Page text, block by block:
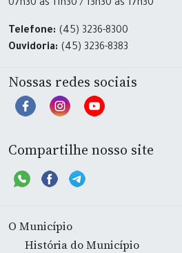
07h30 às 11h30 / 13h30 às 17h30
Telefone: (45) 3236-8300
Ouvidoria: (45) 3236-8383
Nossas redes sociais
Compartilhe nosso site
O Município
História do Município